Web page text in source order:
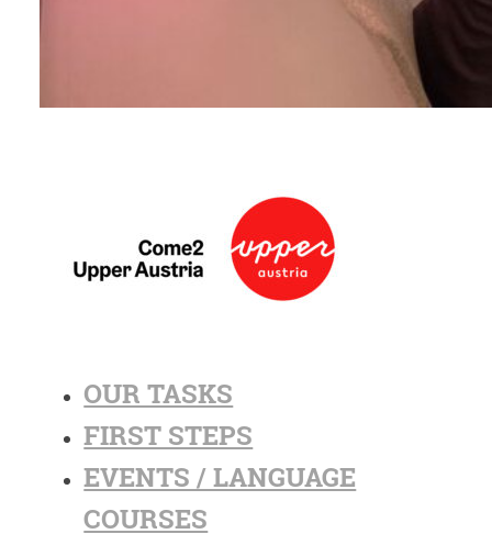
OUR TASKS
FIRST STEPS
EVENTS / LANGUAGE
COURSES